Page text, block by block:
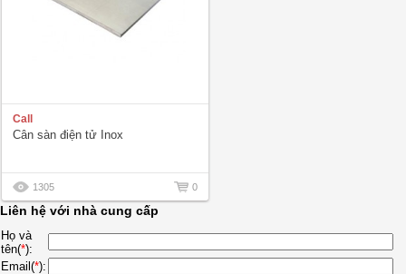
Call
Cân sàn điện tử Inox
1305 0
Liên hệ với nhà cung cấp
Họ và
tên(*):
Email(*):